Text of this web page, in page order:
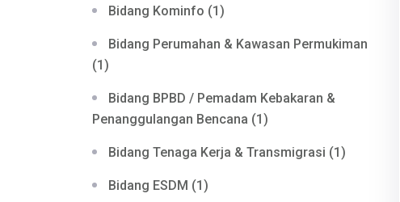
Bidang Kominfo (1)
Bidang Perumahan & Kawasan Permukiman
(1)
Bidang BPBD / Pemadam Kebakaran &
Penanggulangan Bencana (1)
Bidang Tenaga Kerja & Transmigrasi (1)
Bidang ESDM (1)